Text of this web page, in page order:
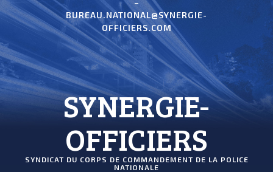
–
BUREAU.NATIONAL@SYNERGIE-
OFFICIERS.COM
SYNERGIE-
OFFICIERS
SYNDICAT DU CORPS DE COMMANDEMENT DE LA POLICE
NATIONALE